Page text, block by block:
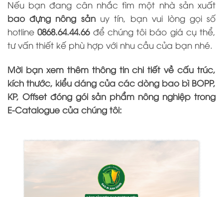
Nếu bạn đang cân nhắc tìm một nhà sản xuất
bao đựng nông sảnuy tín, bạn vui lòng gọi số
hotline0868.64.44.66 để chúng tôi báo giá cụ thể,
tư vấn thiết kế phù hợp với nhu cầu của bạn nhé.
Mời bạn xem thêm thông tin chi tiết về cấu trúc,
kích thước, kiểu dáng của các dòng bao bì BOPP,
KP, Offset đóng gói sản phẩm nông nghiệp trong
E-Catalogue của chúng tôi: